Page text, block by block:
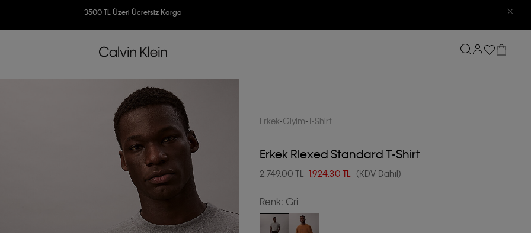
3500 TL Üzeri Ücretsiz Kargo
7500 TL Ve Üzeri Alışverişlerinizde 6 Taksit İmkanı
Erkek Giyim T-Shirt
Erkek Rlexed Standard T-Shirt
2.749,00 TL 1.924,30 TL (KDV Dahil)
Renk: Gri